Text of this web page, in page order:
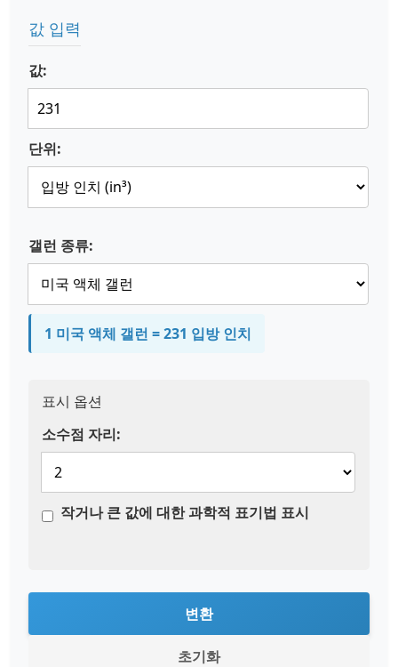
값 입력
값:
단위:
갤런 종류:
1 미국 액체 갤런 = 231 입방 인치
표시 옵션
소수점 자리:
작거나 큰 값에 대한 과학적 표기법 표시
변환
초기화